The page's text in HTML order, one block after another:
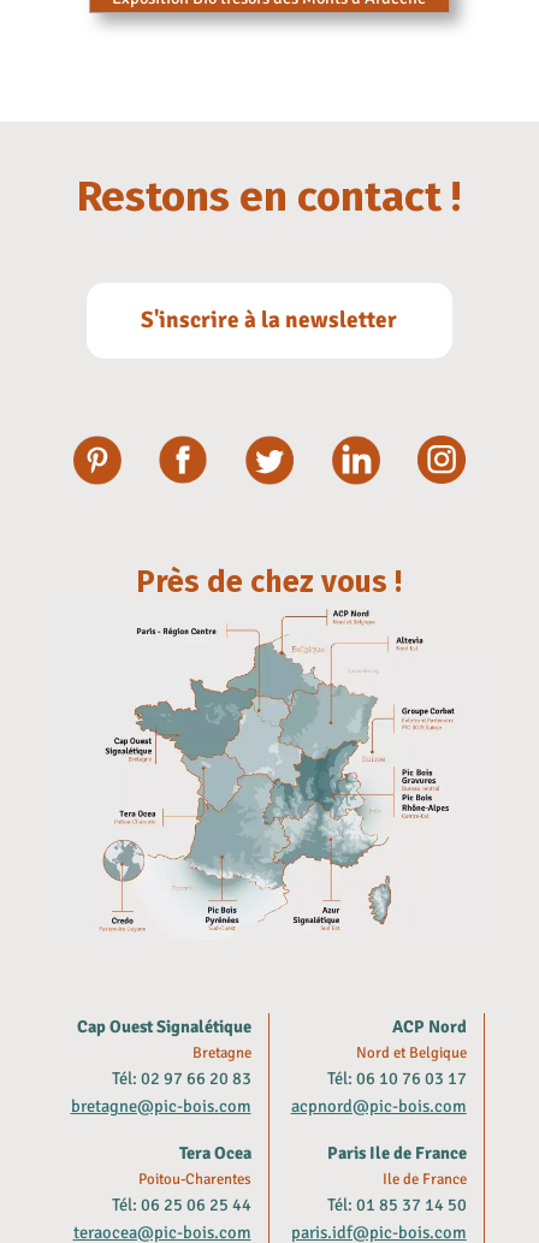
Restons en contact !
S'inscrire à la newsletter
Près de chez vous !
Cap Ouest Signalétique
Bretagne
Tél: 02 97 66 20 83
bretagne@pic-bois.com
Tera Ocea
Poitou-Charentes
Tél: 06 25 06 25 44
teraocea@pic-bois.com
ACP Nord
Nord et Belgique
Tél: 06 10 76 03 17
acpnord@pic-bois.com
Paris Ile de France
Ile de France
Tél: 01 85 37 14 50
paris.idf@pic-bois.com